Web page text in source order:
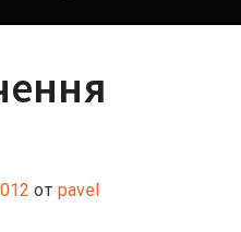
от pavel